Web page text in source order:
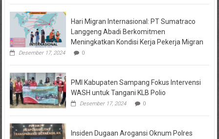
Hari Migran Internasional: PT Sumatraco
Langgeng Abadi Berkomitmen
Meningkatkan Kondisi Kerja Pekerja Migran
Desember 17, 2024 0
PMI Kabupaten Sampang Fokus Intervensi
WASH untuk Tangani KLB Polio
Desember 17, 2024 0
Insiden Dugaan Arogansi Oknum Polres